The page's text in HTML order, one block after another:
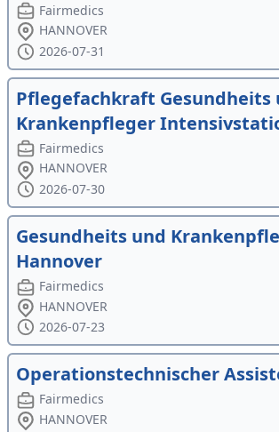
Fairmedics
HANNOVER
2026-07-31
Pflegefachkraft Gesundheits
Krankenpfleger
Fairmedics
HANNOVER
2026-07-30
Gesundheits und
Hannover
Fairmedics
HANNOVER
2026-07-23
Operationstechnischer
Fairmedics
HANNOVER